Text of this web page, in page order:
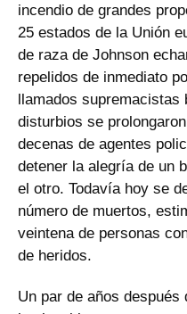
incendio de grandes
25 estados de la Unión
de raza de Johnson
repelidos de inmediato
llamados supremacistas
disturbios se
decenas de agentes
detener la alegría de un
el otro. Todavía hoy se
número de muertos,
veintena de personas
de heridos.
Un par de años